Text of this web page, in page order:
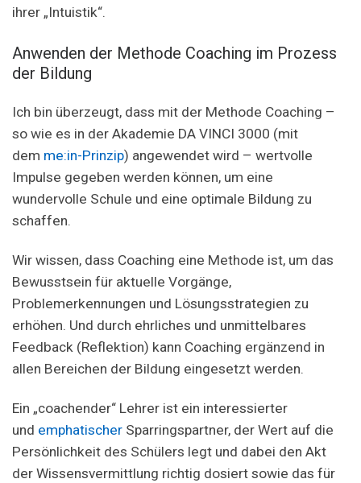
ihrer „Intuistik“.
Anwenden der Methode Coaching im Prozess
der Bildung
Ich bin überzeugt, dass mit der Methode Coaching –
so wie es in der Akademie DA VINCI 3000 (mit
dem me:in-Prinzip) angewendet wird – wertvolle
Impulse gegeben werden können, um eine
wundervolle Schule und eine optimale Bildung zu
schaffen.
Wir wissen, dass Coaching eine Methode ist, um das
Bewusstsein für aktuelle Vorgänge,
Problemerkennungen und Lösungsstrategien zu
erhöhen. Und durch ehrliches und unmittelbares
Feedback (Reflektion) kann Coaching ergänzend in
allen Bereichen der Bildung eingesetzt werden.
Ein „coachender“ Lehrer ist ein interessierter
und emphatischer Sparringspartner, der Wert auf die
Persönlichkeit des Schülers legt und dabei den Akt
der Wissensvermittlung richtig dosiert sowie das für